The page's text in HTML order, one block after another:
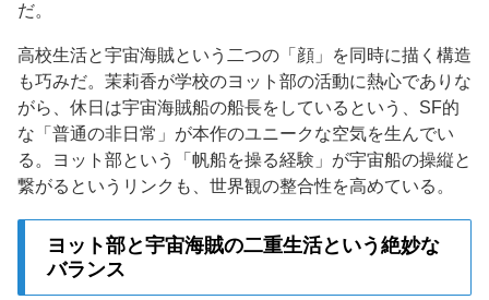
だ。
高校生活と宇宙海賊という二つの「顔」を同時に描く構造
も巧みだ。茉莉香が学校のヨット部の活動に熱心でありな
がら、休日は宇宙海賊船の船長をしているという、SF的
な「普通の非日常」が本作のユニークな空気を生んでい
る。ヨット部という「帆船を操る経験」が宇宙船の操縦と
繋がるというリンクも、世界観の整合性を高めている。
ヨット部と宇宙海賊の二重生活という絶妙な
バランス